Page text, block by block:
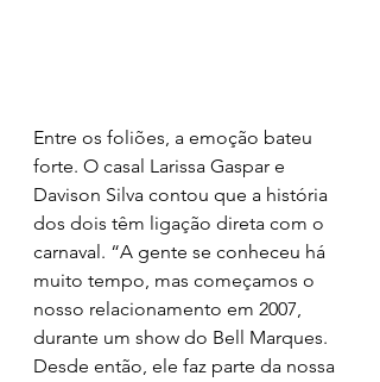
Entre os foliões, a emoção bateu
forte. O casal Larissa Gaspar e
Davison Silva contou que a história
dos dois têm ligação direta com o
carnaval. “A gente se conheceu há
muito tempo, mas começamos o
nosso relacionamento em 2007,
durante um show do Bell Marques.
Desde então, ele faz parte da nossa